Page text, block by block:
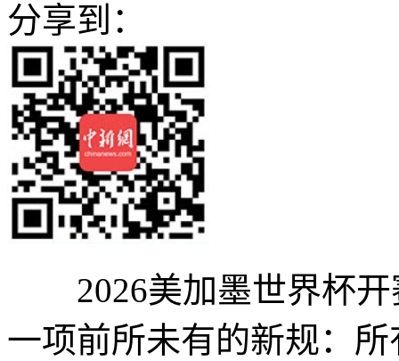
分享到：
2026美加墨世界杯开
一项前所未有的新规：